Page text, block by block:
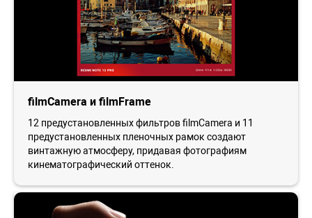
filmCamera и filmFrame
12 предустановленных фильтров filmCamera и 11
предустановленных пленочных рамок создают
винтажную атмосферу, придавая фотографиям
кинематографический оттенок.